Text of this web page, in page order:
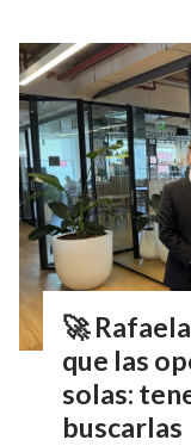
🚀
que las
solas:
buscarlas